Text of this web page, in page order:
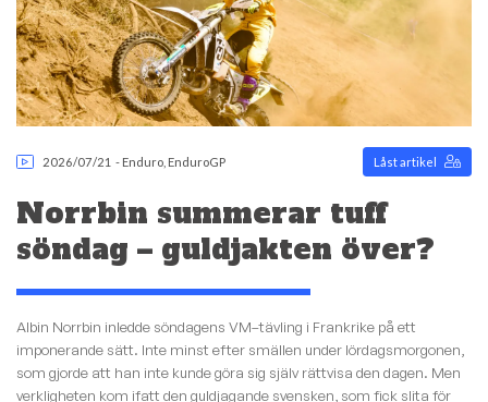
2026/07/21 - Enduro EnduroGP Låst artikel
Norrbin summerar tuff
söndag – guldjakten över?
Albin Norrbin inledde söndagens VM–tävling i Frankrike på ett
imponerande sätt. Inte minst efter smällen under lördagsmorgonen,
som gjorde att han inte kunde göra sig själv rättvisa den dagen. Men
verkligheten kom ifatt den guldjagande svensken, som fick slita för